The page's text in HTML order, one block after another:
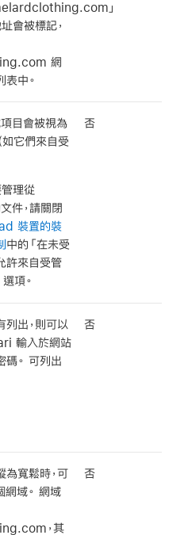
」
會被標記，
網
表中。
目會被視為
如它們來自受
理從
件，請關閉
裝置的裝
中的「在未受
許來自受管
項。
否
列出，則可以
輸入於網站
碼。 可列出
否
為寬鬆時，可
域。 網域
，其
否